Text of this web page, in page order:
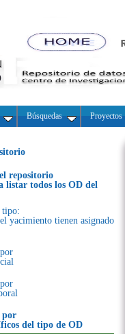
Búsquedas Proyectos
repositorio
listar todos los OD del
tipo:
yacimiento tienen asignado
por
del tipo de OD